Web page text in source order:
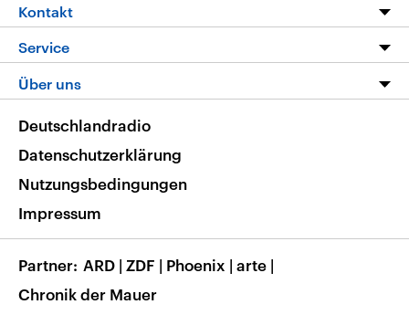
Die Nachrichten
Nachrichtenleicht
Neue Beiträge auf dlf.de
Livestream
Podcasts
Deutschlandfunk App
Nachrichten App
Frequenzen
Kontakt
Hörerservice
Service
FAQ
Veranstaltungen
Musikliste
RSS
Über uns
Barrierefreiheit
Deutschlandradio
Datenschutzerklärung
Nutzungsbedingungen
Impressum
Partner ARD | ZDF | Phoenix | arte |
Chronik der Mauer